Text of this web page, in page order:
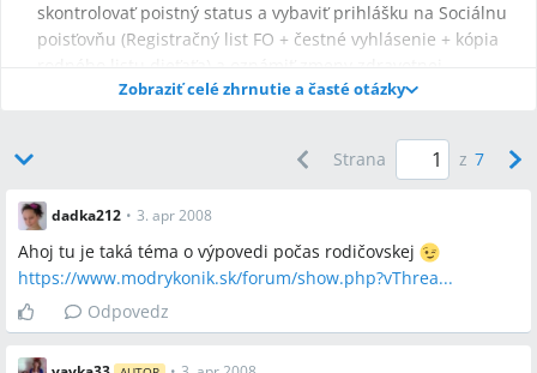
skontrolovať poistný status a vybaviť prihlášku na Sociálnu
poisťovňu (Registračný list FO + čestné vyhlásenie + kópia
poisťovni, lebo Sociálna poisťovňa a zdravotná poisťovňa
Ak rodič plánuje ďalšie tehotenstvo a chce mať nárok na
materské, odporúča sa dobrovoľné nemocenské poistenie
(DNP) s kontinuálnym poistením aspoň 26 týždňov pred
nástupom na MD; materské sa v diskusii spomína ako 55 %
z hrubej mzdy vyplácané 28 týždňov (37 týždňov pri
osamelej matke alebo pri dvojičkách).
Zobraziť celé zhrnutie a časté otázky
Strana z 7
dadka212 • 3. apr 2008
Ahoj tu je taká téma o výpovedi počas rodičovskej
https://www.modrykonik.sk/forum/show.php?vThrea...
Odpovedz